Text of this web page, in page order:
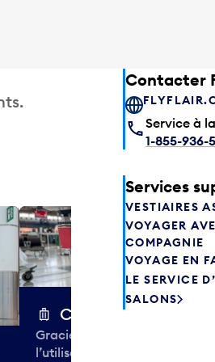
Chariots à bagages
Gracieuseté de la CIBC,
l’utilisation des chariots à
Contacter
Service à
1-855-936-
Services
VESTIAIRES
VOYAGER
COMPAGNIE
VOYAGE EN
LE SERVICE
SALONS